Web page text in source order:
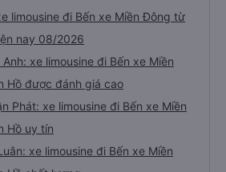
limousine đi Bến xe Miền Đông từ
nay 08/2026
Anh: xe limousine đi Bến xe Miền
Hồ được đánh giá cao
Phát: xe limousine đi Bến xe Miền
Hồ uy tín
xe limousine đi Bến xe Miền